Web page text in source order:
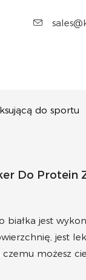
do sportu
Do
białka jest
jest
możesz